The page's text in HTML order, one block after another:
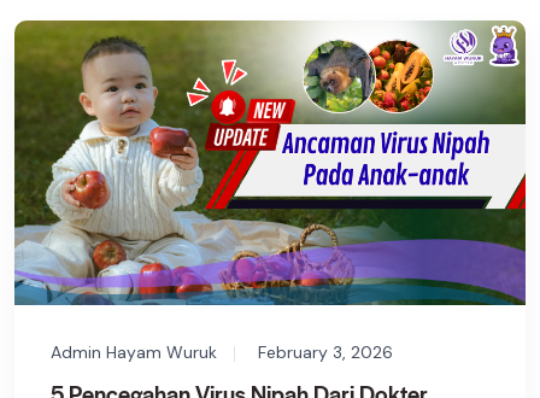
Admin Hayam Wuruk February 3, 2026